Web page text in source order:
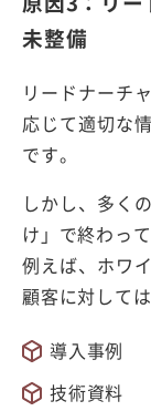
未整備
リードナーチ
応じて適切な
です。
しかし、多く
け」で終わって
例えば、ホワ
顧客に対しては
導入事例
技術資料